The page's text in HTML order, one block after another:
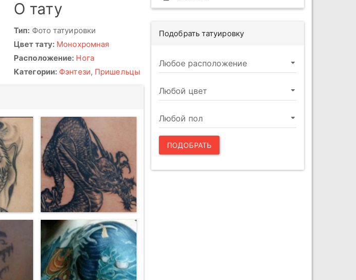
О тату
Тип: Фото татуировки
Цвет тату: Монохромная
Расположение: Нога
Категории: Фэнтези, Пришельцы
Подобрать татуировку
ПОДОБРАТЬ